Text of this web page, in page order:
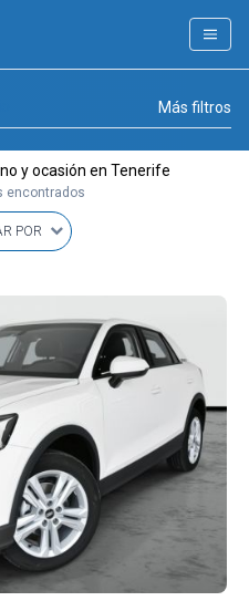
Más filtros
y ocasión en Tenerife
encontrados